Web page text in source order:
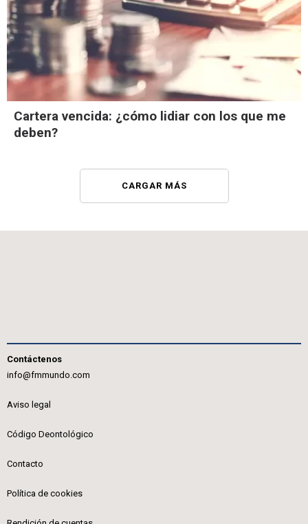
Cartera vencida: ¿cómo lidiar con los que me
deben?
CARGAR MÁS
Contáctenos
info@fmmundo.com
Aviso legal
Código Deontológico
Contacto
Política de cookies